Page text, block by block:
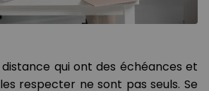
qui ont des échéances et
respecter ne sont pas seuls. Se